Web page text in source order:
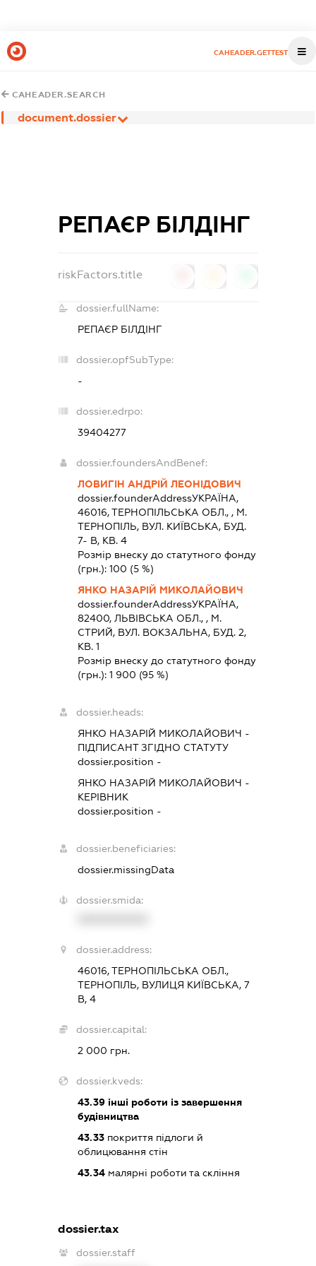
CAHEADER.GETTEST
CAHEADER.SEARCH
document.dossier
РЕПАЄР БІЛДІНГ
riskFactors.title
dossier.fullName:
РЕПАЄР БІЛДІНГ
dossier.opfSubType:
-
dossier.edrpo:
39404277
dossier.foundersAndBenef:
ЛОВИГІН АНДРІЙ ЛЕОНІДОВИЧ
dossier.founderAddressУКРАЇНА,
46016, ТЕРНОПIЛЬСЬКА ОБЛ., , М.
ТЕРНОПІЛЬ, ВУЛ. КИЇВСЬКА, БУД.
7- В, КВ. 4
Розмір внеску до статутного фонду
(грн.):100 (5 %)
ЯНКО НАЗАРІЙ МИКОЛАЙОВИЧ
dossier.founderAddressУКРАЇНА,
82400, ЛЬВIВСЬКА ОБЛ., , М.
СТРИЙ, ВУЛ. ВОКЗАЛЬНА, БУД. 2,
КВ. 1
Розмір внеску до статутного фонду
(грн.):1 900 (95 %)
dossier.heads:
ЯНКО НАЗАРІЙ МИКОЛАЙОВИЧ -
ПІДПИСАНТЗГІДНО СТАТУТУ
dossier.position -
ЯНКО НАЗАРІЙ МИКОЛАЙОВИЧ -
КЕРІВНИК
dossier.position -
dossier.beneficiaries:
dossier.missingData
dossier.smida:
dossier.address:
46016, ТЕРНОПІЛЬСЬКА ОБЛ.,
ТЕРНОПІЛЬ, ВУЛИЦЯ КИЇВСЬКА, 7
В, 4
dossier.capital:
2 000 грн.
dossier.kveds:
43.39 інші роботи із завершення
будівництва
43.33 покриття підлоги й
облицювання стін
43.34 малярні роботи та скління
dossier.tax
dossier.staff